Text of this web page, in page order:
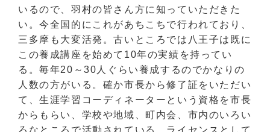
いるので、羽村の皆さん方に知っていただきた
い。今全国的にこれがあちこちで行われており、
三多摩も大変活発。古いところでは八王子は既に
この養成講座を始めて10年の実績を持ってい
る。毎年20～30人ぐらい養成するのでかなりの
人数の方がいる。確か市長から修了証をいただい
て、生涯学習コーディネーターという資格を市長
からもらい、学校や地域、町内会、市内のいろい
ろなところで活動されている。ライセンスとして